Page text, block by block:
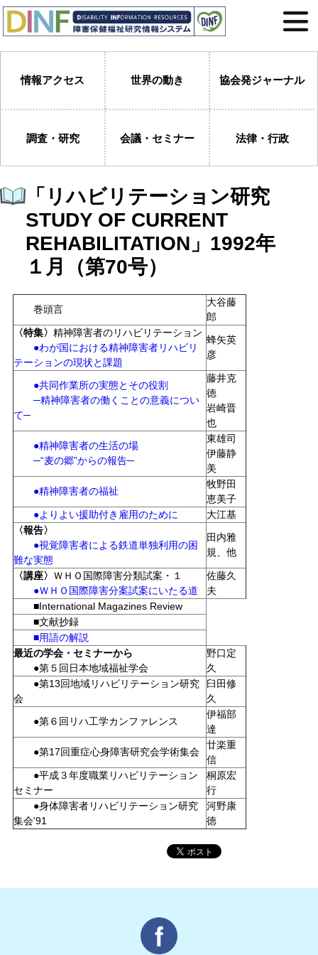
情報アクセス 世界の動き 協会発ジャーナル
調査・研究 会議・セミナー 法律・行政
「リハビリテーション研究
STUDY OF CURRENT
REHABILITATION」1992年
１月（第70号）
巻頭言
大谷藤
郎
〈特集〉 精神障害者のリハビリテーション
●わが国における精神障害者リハビリ
テーションの現状と課題
蜂矢英
彦
●共同作業所の実態とその役割
─精神障害者の働くことの意義につい
て─
藤井克
徳
岩崎晋
也
●精神障害者の生活の場
─“麦の郷”からの報告─
東雄司
伊藤静
美
●精神障害者の福祉
牧野田
恵美子
●よりよい援助付き雇用のために
大江基
〈報告〉
●視覚障害者による鉄道単独利用の困
難な実態
田内雅
規、他
〈講座〉 ＷＨＯ国際障害分類試案・１
●ＷＨＯ国際障害分案試案にいたる道
佐藤久
夫
■International Magazines Review
■文献抄録
■用語の解説
最近の学会・セミナーから
●第５回日本地域福祉学会
野口定
久
●第13回地域リハビリテーション研究
会
臼田修
久
●第６回リハ工学カンファレンス
伊福部
達
●第17回重症心身障害研究会学術集会
廿楽重
信
●平成３年度職業リハビリテーション
セミナー
桐原宏
行
●身体障害者リハビリテーション研究
集会'91
河野康
徳